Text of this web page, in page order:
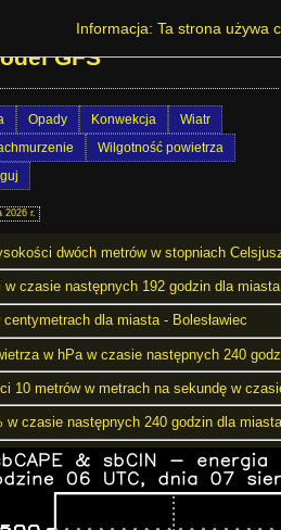
Polsce - Bolesławiec -
GFS
Opady Konwekcja
Wiatr
Wilgotność powietrza
2026 r.
Informacja: Ta strona używa